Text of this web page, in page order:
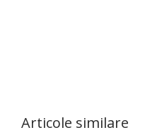
Articole similare